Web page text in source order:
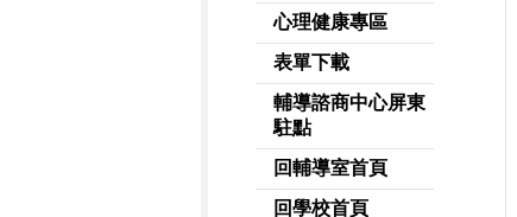
心理健康專區
表單下載
輔導諮商中心屏東
駐點
回輔導室首頁
回學校首頁